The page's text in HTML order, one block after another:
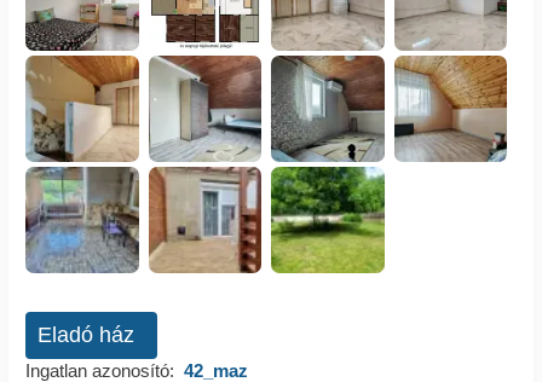
Eladó ház
Ingatlan azonosító: 42_maz